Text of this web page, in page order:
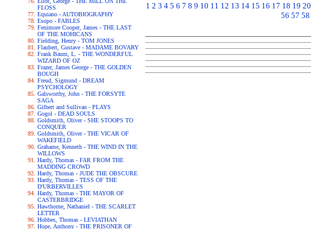
FLOSS
Equiano - AUTOBIOGRAPHY
Esopo - FABLES
Fenimore Cooper, James - THE LAST
OF THE MOHICANS
Fielding, Henry - TOM JONES
Flaubert, Gustave - MADAME BOVARY
Frank Baum, L. - THE WONDERFUL
WIZARD OF OZ
Frazer, James George - THE GOLDEN
BOUGH
Freud, Sigmund - DREAM
PSYCHOLOGY
Galsworthy, John - THE FORSYTE
SAGA
Gilbert and Sullivan - PLAYS
Gogol - DEAD SOULS
Goldsmith, Oliver - SHE STOOPS TO
CONQUER
Goldsmith, Oliver - THE VICAR OF
WAKEFIELD
Grahame, Kenneth - THE WIND IN THE
WILLOWS
Hardy, Thomas - FAR FROM THE
MADDING CROWD
Hardy, Thomas - JUDE THE OBSCURE
Hardy, Thomas - TESS OF THE
D'URBERVILLES
Hardy, Thomas - THE MAYOR OF
CASTERBRIDGE
Hawthorne, Nathaniel - THE SCARLET
LETTER
Hobbes, Thomas - LEVIATHAN
Hope, Anthony - THE PRISONER OF
1 2 3 4 5 6 7 8 9 10 11 12 13 14 15 16 17 18 19 20
56 57 58